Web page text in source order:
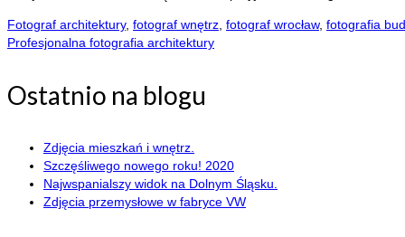
Fotograf architektury, fotograf wnętrz fotograf wrocław, fotografia
Profesjonalna fotografia architektury
Ostatnio na blogu
Zdjęcia mieszkań i wnętrz.
Szczęśliwego nowego roku! 2020
Najwspanialszy widok na Dolnym Śląsku.
Zdjęcia przemysłowe w fabryce VW